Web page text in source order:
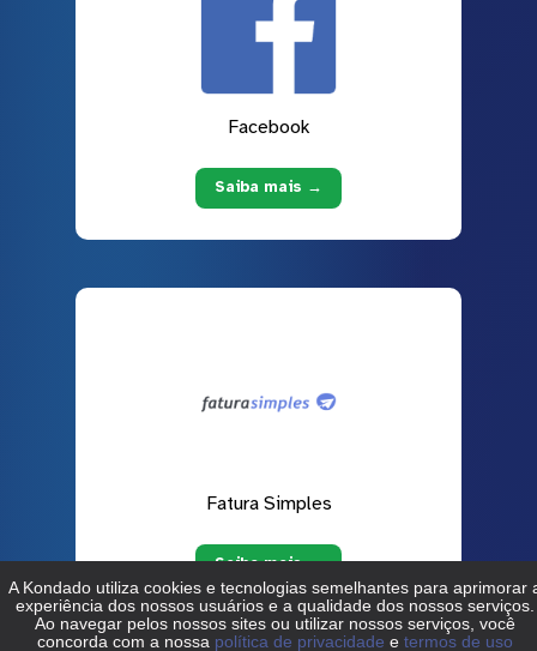
Facebook
Saiba mais →
Fatura Simples
Saiba mais →